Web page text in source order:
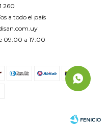
260
a todo el país
09:00 a 17:00